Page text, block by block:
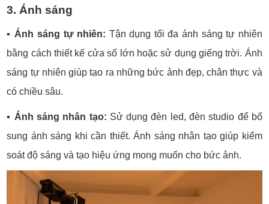
3. Ánh sáng
▪️ Ánh sáng tự nhiên: Tận dụng tối đa ánh sáng tự nhiên
bằng cách thiết kế cửa sổ lớn hoặc sử dụng giếng trời. Ánh
sáng tự nhiên giúp tạo ra những bức ảnh đẹp, chân thực và
có chiều sâu.
▪️ Ánh sáng nhân tạo: Sử dụng đèn led, đèn studio để bổ
sung ánh sáng khi cần thiết. Ánh sáng nhân tạo giúp kiểm
soát độ sáng và tạo hiệu ứng mong muốn cho bức ảnh.